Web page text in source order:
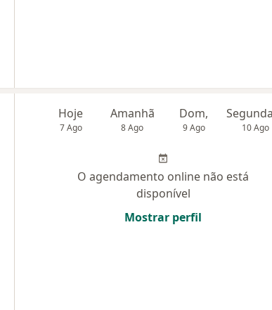
Hoje
7 Ago
Amanhã
8 Ago
Dom,
9 Ago 10 Ago
O agendamento online não está
disponível
Mostrar perfil